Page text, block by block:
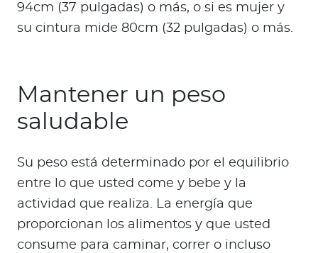
94cm (37 pulgadas) o más, o si es mujer y
su cintura mide 80cm (32 pulgadas) o más.
Mantener un peso
saludable
Su peso está determinado por el equilibrio
entre lo que usted come y bebe y la
actividad que realiza. La energía que
proporcionan los alimentos y que usted
consume para caminar, correr o incluso